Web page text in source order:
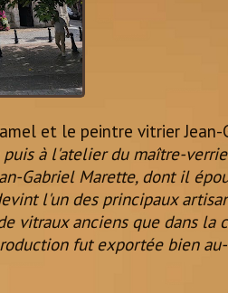
et le peintre vitrier
à l'atelier du maître-
Gabriel Marette, dont il
l'un des principaux
vitraux anciens que dans la
fut exportée bien